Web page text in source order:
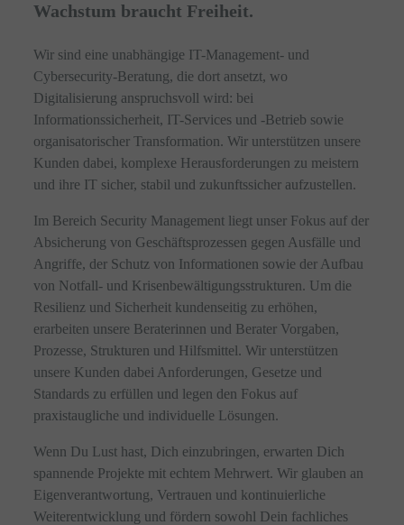
Wachstum braucht Freiheit.
Wir sind eine unabhängige IT-Management- und
Cybersecurity-Beratung, die dort ansetzt, wo
Digitalisierung anspruchsvoll wird: bei
Informationssicherheit, IT-Services und -Betrieb sowie
organisatorischer Transformation. Wir unterstützen unsere
Kunden dabei, komplexe Herausforderungen zu meistern
und ihre IT sicher, stabil und zukunftssicher aufzustellen.
Im Bereich Security Management liegt unser Fokus auf der
Absicherung von Geschäftsprozessen gegen Ausfälle und
Angriffe, der Schutz von Informationen sowie der Aufbau
von Notfall- und Krisenbewältigungsstrukturen. Um die
Resilienz und Sicherheit kundenseitig zu erhöhen,
erarbeiten unsere Beraterinnen und Berater Vorgaben,
Prozesse, Strukturen und Hilfsmittel. Wir unterstützen
unsere Kunden dabei Anforderungen, Gesetze und
Standards zu erfüllen und legen den Fokus auf
praxistaugliche und individuelle Lösungen.
Wenn Du Lust hast, Dich einzubringen, erwarten Dich
spannende Projekte mit echtem Mehrwert. Wir glauben an
Eigenverantwortung, Vertrauen und kontinuierliche
Weiterentwicklung und fördern sowohl Dein fachliches